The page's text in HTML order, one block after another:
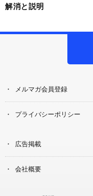
解消と説明
メルマガ会員登録
プライバシーポリシー
広告掲載
会社概要